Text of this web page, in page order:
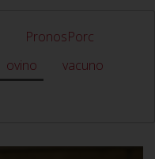
PronosPorc
ovino
vacuno